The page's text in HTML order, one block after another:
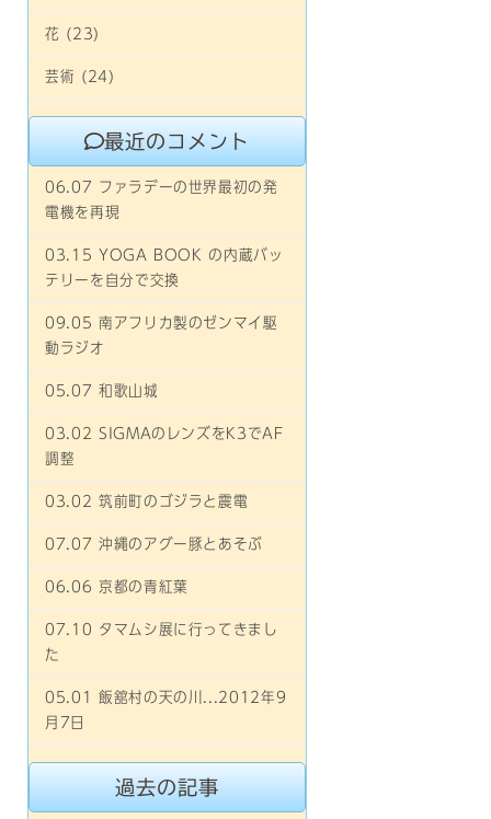
花 (23)
芸術 (24)
最近のコメント
06.07 ファラデーの世界最初の発
電機を再現
03.15 YOGA BOOK の内蔵バッ
テリーを自分で交換
09.05 南アフリカ製のゼンマイ駆
動ラジオ
05.07 和歌山城
03.02 SIGMAのレンズをK3でAF
調整
03.02 筑前町のゴジラと震電
07.07 沖縄のアグー豚とあそぶ
06.06 京都の青紅葉
07.10 タマムシ展に行ってきまし
た
05.01 飯舘村の天の川...2012年9
月7日
過去の記事